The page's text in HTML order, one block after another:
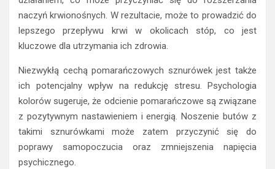
naczyń krwionośnych. W rezultacie, może to prowadzić do
lepszego przepływu krwi w okolicach stóp, co jest
kluczowe dla utrzymania ich zdrowia.
Niezwykłą cechą pomarańczowych sznurówek jest także
ich potencjalny wpływ na redukcję stresu. Psychologia
kolorów sugeruje, że odcienie pomarańczowe są związane
z pozytywnym nastawieniem i energią. Noszenie butów z
takimi sznurówkami może zatem przyczynić się do
poprawy samopoczucia oraz zmniejszenia napięcia
psychicznego.